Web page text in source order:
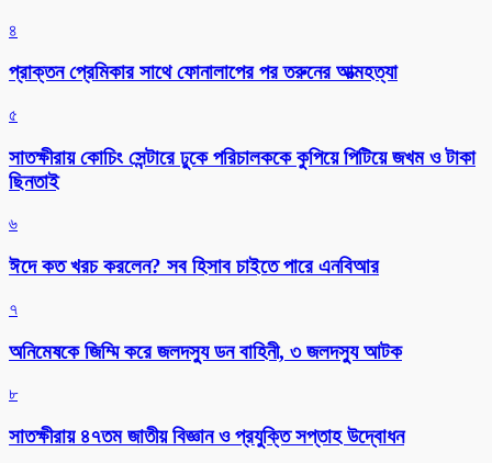
৪
প্রাক্তন প্রেমিকার সাথে ফোনালাপের পর তরুনের আত্মহত্যা
৫
সাতক্ষীরায় কোচিং সেন্টারে ঢুকে পরিচালককে কুপিয়ে পিটিয়ে জখম ও টাকা
ছিনতাই
৬
ঈদে কত খরচ করলেন? সব হিসাব চাইতে পারে এনবিআর
৭
অনিমেষকে জিম্মি করে জলদস্যু ডন বাহিনী, ৩ জলদস্যু আটক
৮
সাতক্ষীরায় ৪৭তম জাতীয় বিজ্ঞান ও প্রযুক্তি সপ্তাহ উদ্বোধন